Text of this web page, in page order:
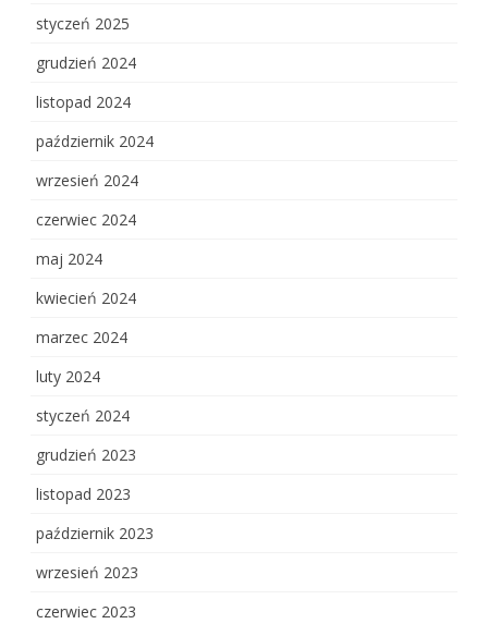
styczeń 2025
grudzień 2024
listopad 2024
październik 2024
wrzesień 2024
czerwiec 2024
maj 2024
kwiecień 2024
marzec 2024
luty 2024
styczeń 2024
grudzień 2023
listopad 2023
październik 2023
wrzesień 2023
czerwiec 2023